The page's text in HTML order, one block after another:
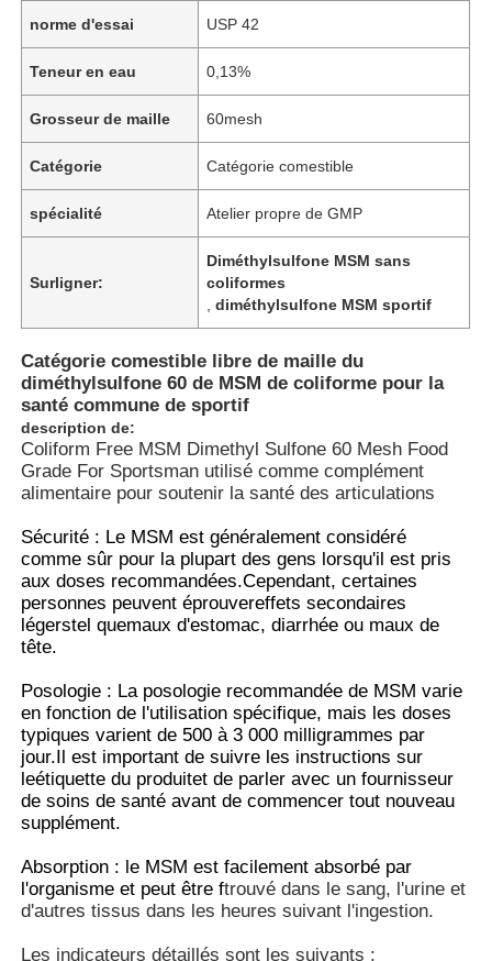
norme d'essai USP 42
Teneur en eau 0,13%
Grosseur de maille 60mesh
Catégorie Catégorie comestible
spécialité Atelier propre de GMP
Surligner:
Diméthylsulfone MSM sans
coliformes
,diméthylsulfone MSM sportif
Catégorie comestible libre de maille du
diméthylsulfone 60 de MSM de coliforme pour la
santé commune de sportif
description de:
Coliform Free MSM Dimethyl Sulfone 60 Mesh Food
Grade For Sportsman utilisé comme complément
alimentaire pour soutenir la santé des articulations
Sécurité : Le MSM est généralement considéré
comme sûr pour la plupart des gens lorsqu'il est pris
aux doses recommandées.Cependant, certaines
personnes peuvent éprouvereffets secondaires
légerstel quemaux d'estomac, diarrhée ou maux de
tête.
Posologie : La posologie recommandée de MSM varie
en fonction de l'utilisation spécifique, mais les doses
typiques varient de 500 à 3 000 milligrammes par
jour.Il est important de suivre les instructions sur
leétiquette du produitet de parler avec un fournisseur
de soins de santé avant de commencer tout nouveau
supplément.
Absorption : le MSM est facilement absorbé par
l'organisme et peut être ftrouvé dans le sang, l'urine et
d'autres tissus dans les heures suivant l'ingestion.
Les indicateurs détaillés sont les suivants :